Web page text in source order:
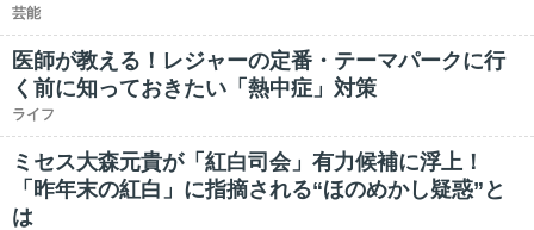
芸能
医師が教える！レジャーの定番・テーマパークに行
く前に知っておきたい「熱中症」対策
ライフ
ミセス大森元貴が「紅白司会」有力候補に浮上！
「昨年末の紅白」に指摘される“ほのめかし疑惑”と
は